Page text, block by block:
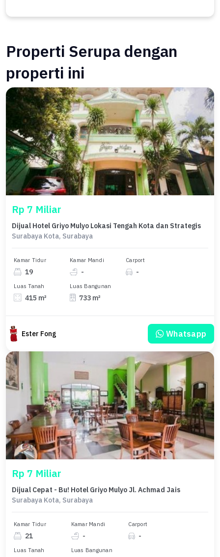
Properti Serupa dengan
properti ini
Rp 7 Miliar
Dijual Hotel Griyo Mulyo Lokasi Tengah Kota dan Strategis
Surabaya Kota, Surabaya
Kamar Tidur
19
Kamar Mandi
-
Carport
-
Luas Tanah
415 m²
Luas Bangunan
733 m²
Ester Fong Whatsapp
Rp 7 Miliar
Dijual Cepat - Bu! Hotel Griyo Mulyo Jl. Achmad Jais
Surabaya Kota, Surabaya
Kamar Tidur
21
Kamar Mandi
-
Carport
-
Luas Tanah Luas Bangunan